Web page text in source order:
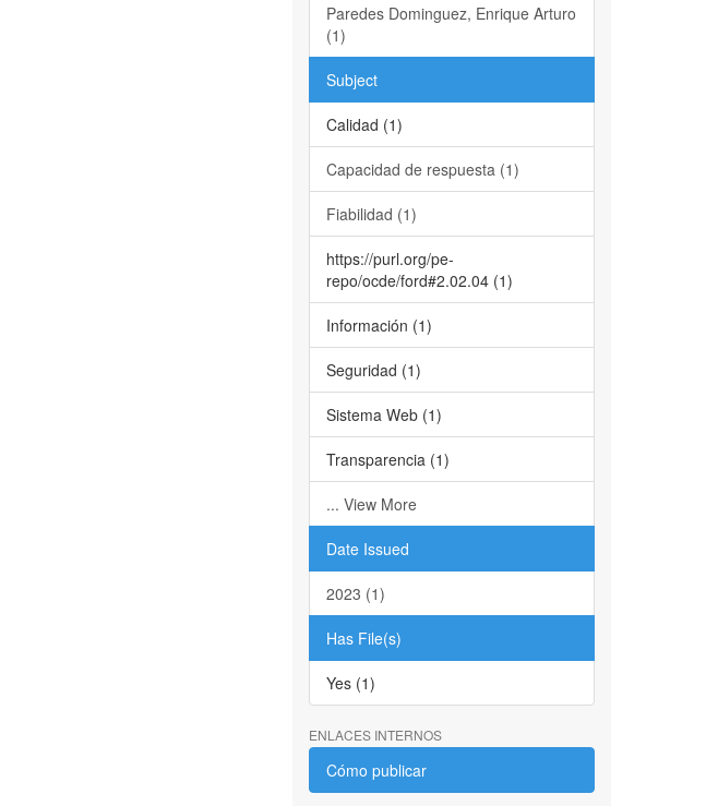
Paredes Dominguez, Enrique Arturo
(1)
Subject
Calidad (1)
Capacidad de respuesta (1)
Fiabilidad (1)
https://purl.org/pe-
repo/ocde/ford#2.02.04 (1)
Información (1)
Seguridad (1)
Sistema Web (1)
Transparencia (1)
... View More
Date Issued
2023 (1)
Has File(s)
Yes (1)
ENLACES INTERNOS
Cómo publicar